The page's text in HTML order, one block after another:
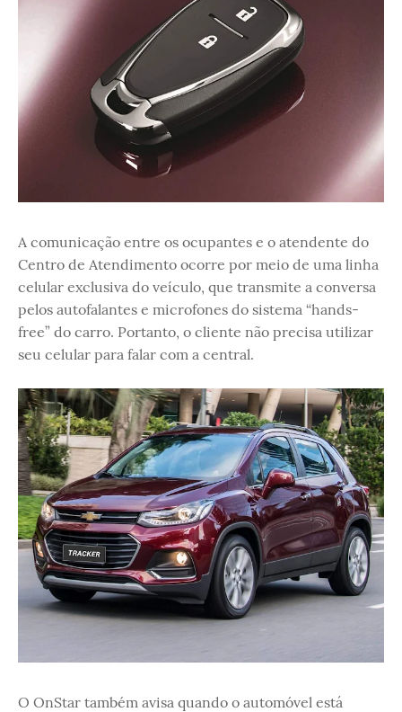
A comunicação entre os ocupantes e o atendente do
Centro de Atendimento ocorre por meio de uma linha
celular exclusiva do veículo, que transmite a conversa
pelos autofalantes e microfones do sistema “hands-
free” do carro. Portanto, o cliente não precisa utilizar
seu celular para falar com a central.
O OnStar também avisa quando o automóvel está